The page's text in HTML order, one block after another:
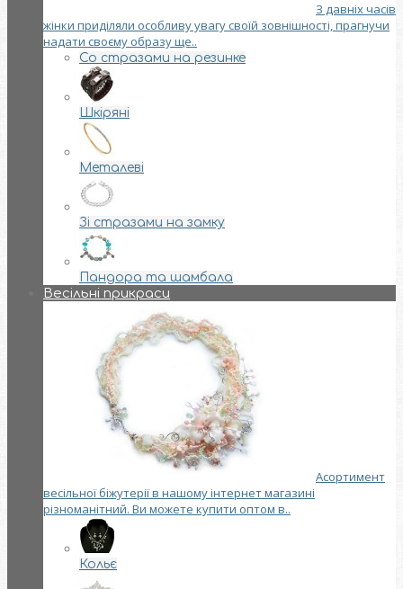
З давніх часів
жінки приділяли особливу увагу своїй зовнішності, прагнучи
надати своєму образу ще..
Со стразами на резинке
Шкіряні
Металеві
Зі стразами на замку
Пандора та шамбала
Весільні прикраси
Асортимент
весільної біжутерії в нашому інтернет магазині
різноманітний. Ви можете купити оптом в..
Кольє